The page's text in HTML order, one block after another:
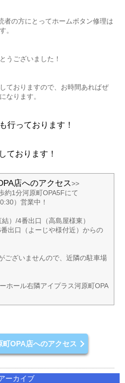
者の方にとってホームボタン修理は
。
うございました！
ておりますので、お時間あればぜ
なります。
行っております！
ております！
店へのアクセス>>
約1分河原町OPA5Fにて
）営業中！
）/4番出口（高島屋様東）
出口（よーじや様付近）からの
ございませんので、近隣の駐車場
ホール右隣アイプラス河原町OPA
町OPA店へのアクセス
ーカイブ